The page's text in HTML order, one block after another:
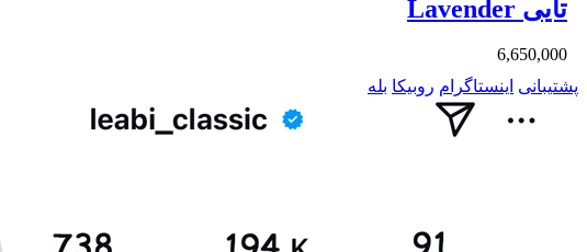
تایی Lavender
6,650,000
پشتیبانی اینستاگرام روبیکا بله